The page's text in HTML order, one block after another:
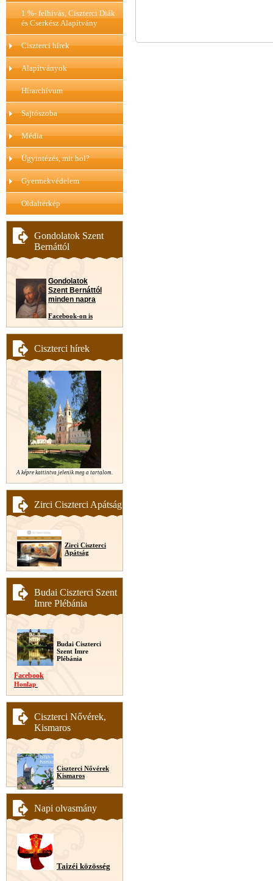
1 %- felhívás, Ciszterci Diák
és Cserkész Alapítvány
Ciszterci hírek
Alapítványok
Hírarchívum
Sajtószoba
Média
Ügyintézés, mit hol?
Gyermekvédelem
Oldaltérkép
Gondolatok Szent
Bernáttól
Gondolatok
Szent Bernáttól
minden napra
Facebook-on is
Ciszterci hírek
A képre kattintva jelenik meg a tartalom.
Zirci Ciszterci Apátság
Zirci Ciszterci
Apátság
Budai Ciszterci Szent
Imre Plébánia
Budai Ciszterci
Szent Imre
Plébánia
Facebook
Honlap
Ciszterci Nővérek,
Kismaros
Ciszterci Nővérek
Kismaros
Napi olvasmány
Taizéi közösség